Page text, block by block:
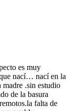
es muy
nací… nací en la
madre .sin estudio
de la basura
falta de